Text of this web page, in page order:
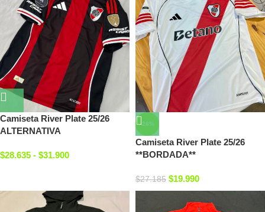
Camiseta River Plate 25/26
ALTERNATIVA
$28.635 - $31.900
-26%
Camiseta River Plate 25/26
**BORDADA**
$27.185 $19.990